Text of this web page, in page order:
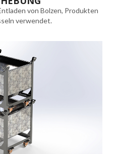
von Bolzen, Produkten
verwendet.